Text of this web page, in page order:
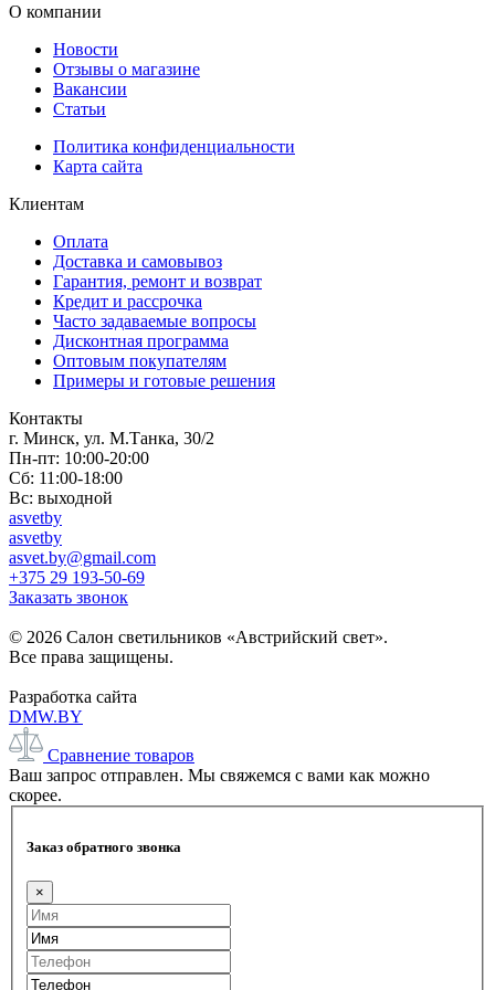
О компании
Новости
Отзывы о магазине
Вакансии
Статьи
Политика конфиденциальности
Карта сайта
Клиентам
Оплата
Доставка и самовывоз
Гарантия, ремонт и возврат
Кредит и рассрочка
Часто задаваемые вопросы
Дисконтная программа
Оптовым покупателям
Примеры и готовые решения
Контакты
г. Минск, ул. М.Танка, 30/2
Пн-пт: 10:00-20:00
Сб: 11:00-18:00
Вс: выходной
asvetby
asvetby
asvet.by@gmail.com
+375 29 193-50-69
Заказать звонок
© 2026 Салон светильников «Австрийский свет».
Все права защищены.
Разработка сайта
DMW.BY
Сравнение товаров
Ваш запрос отправлен. Мы свяжемся с вами как можно
скорее.
Заказ обратного звонка
×